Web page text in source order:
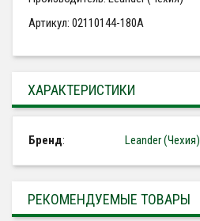
Артикул: 02110144-180A
ХАРАКТЕРИСТИКИ
Бренд: Leander (Чехия)
РЕКОМЕНДУЕМЫЕ ТОВАРЫ